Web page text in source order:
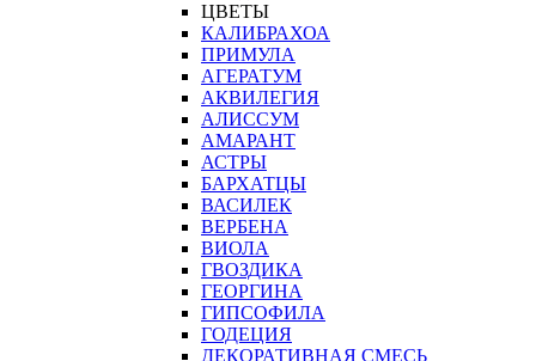
ЦВЕТЫ
КАЛИБРАХОА
ПРИМУЛА
АГЕРАТУМ
АКВИЛЕГИЯ
АЛИССУМ
АМАРАНТ
АСТРЫ
БАРХАТЦЫ
ВАСИЛЕК
ВЕРБЕНА
ВИОЛА
ГВОЗДИКА
ГЕОРГИНА
ГИПСОФИЛА
ГОДЕЦИЯ
ДЕКОРАТИВНАЯ СМЕСЬ